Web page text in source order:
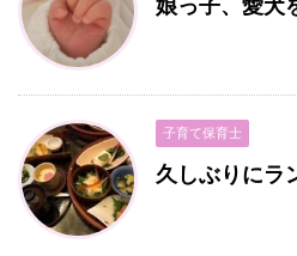
娘っ子、愛犬
子育て保育士
久しぶりにラ